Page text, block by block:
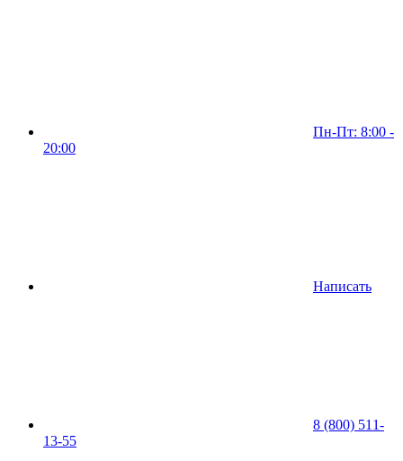
Пн-Пт: 8:00 -
20:00
Написать
8 (800) 511-
13-55